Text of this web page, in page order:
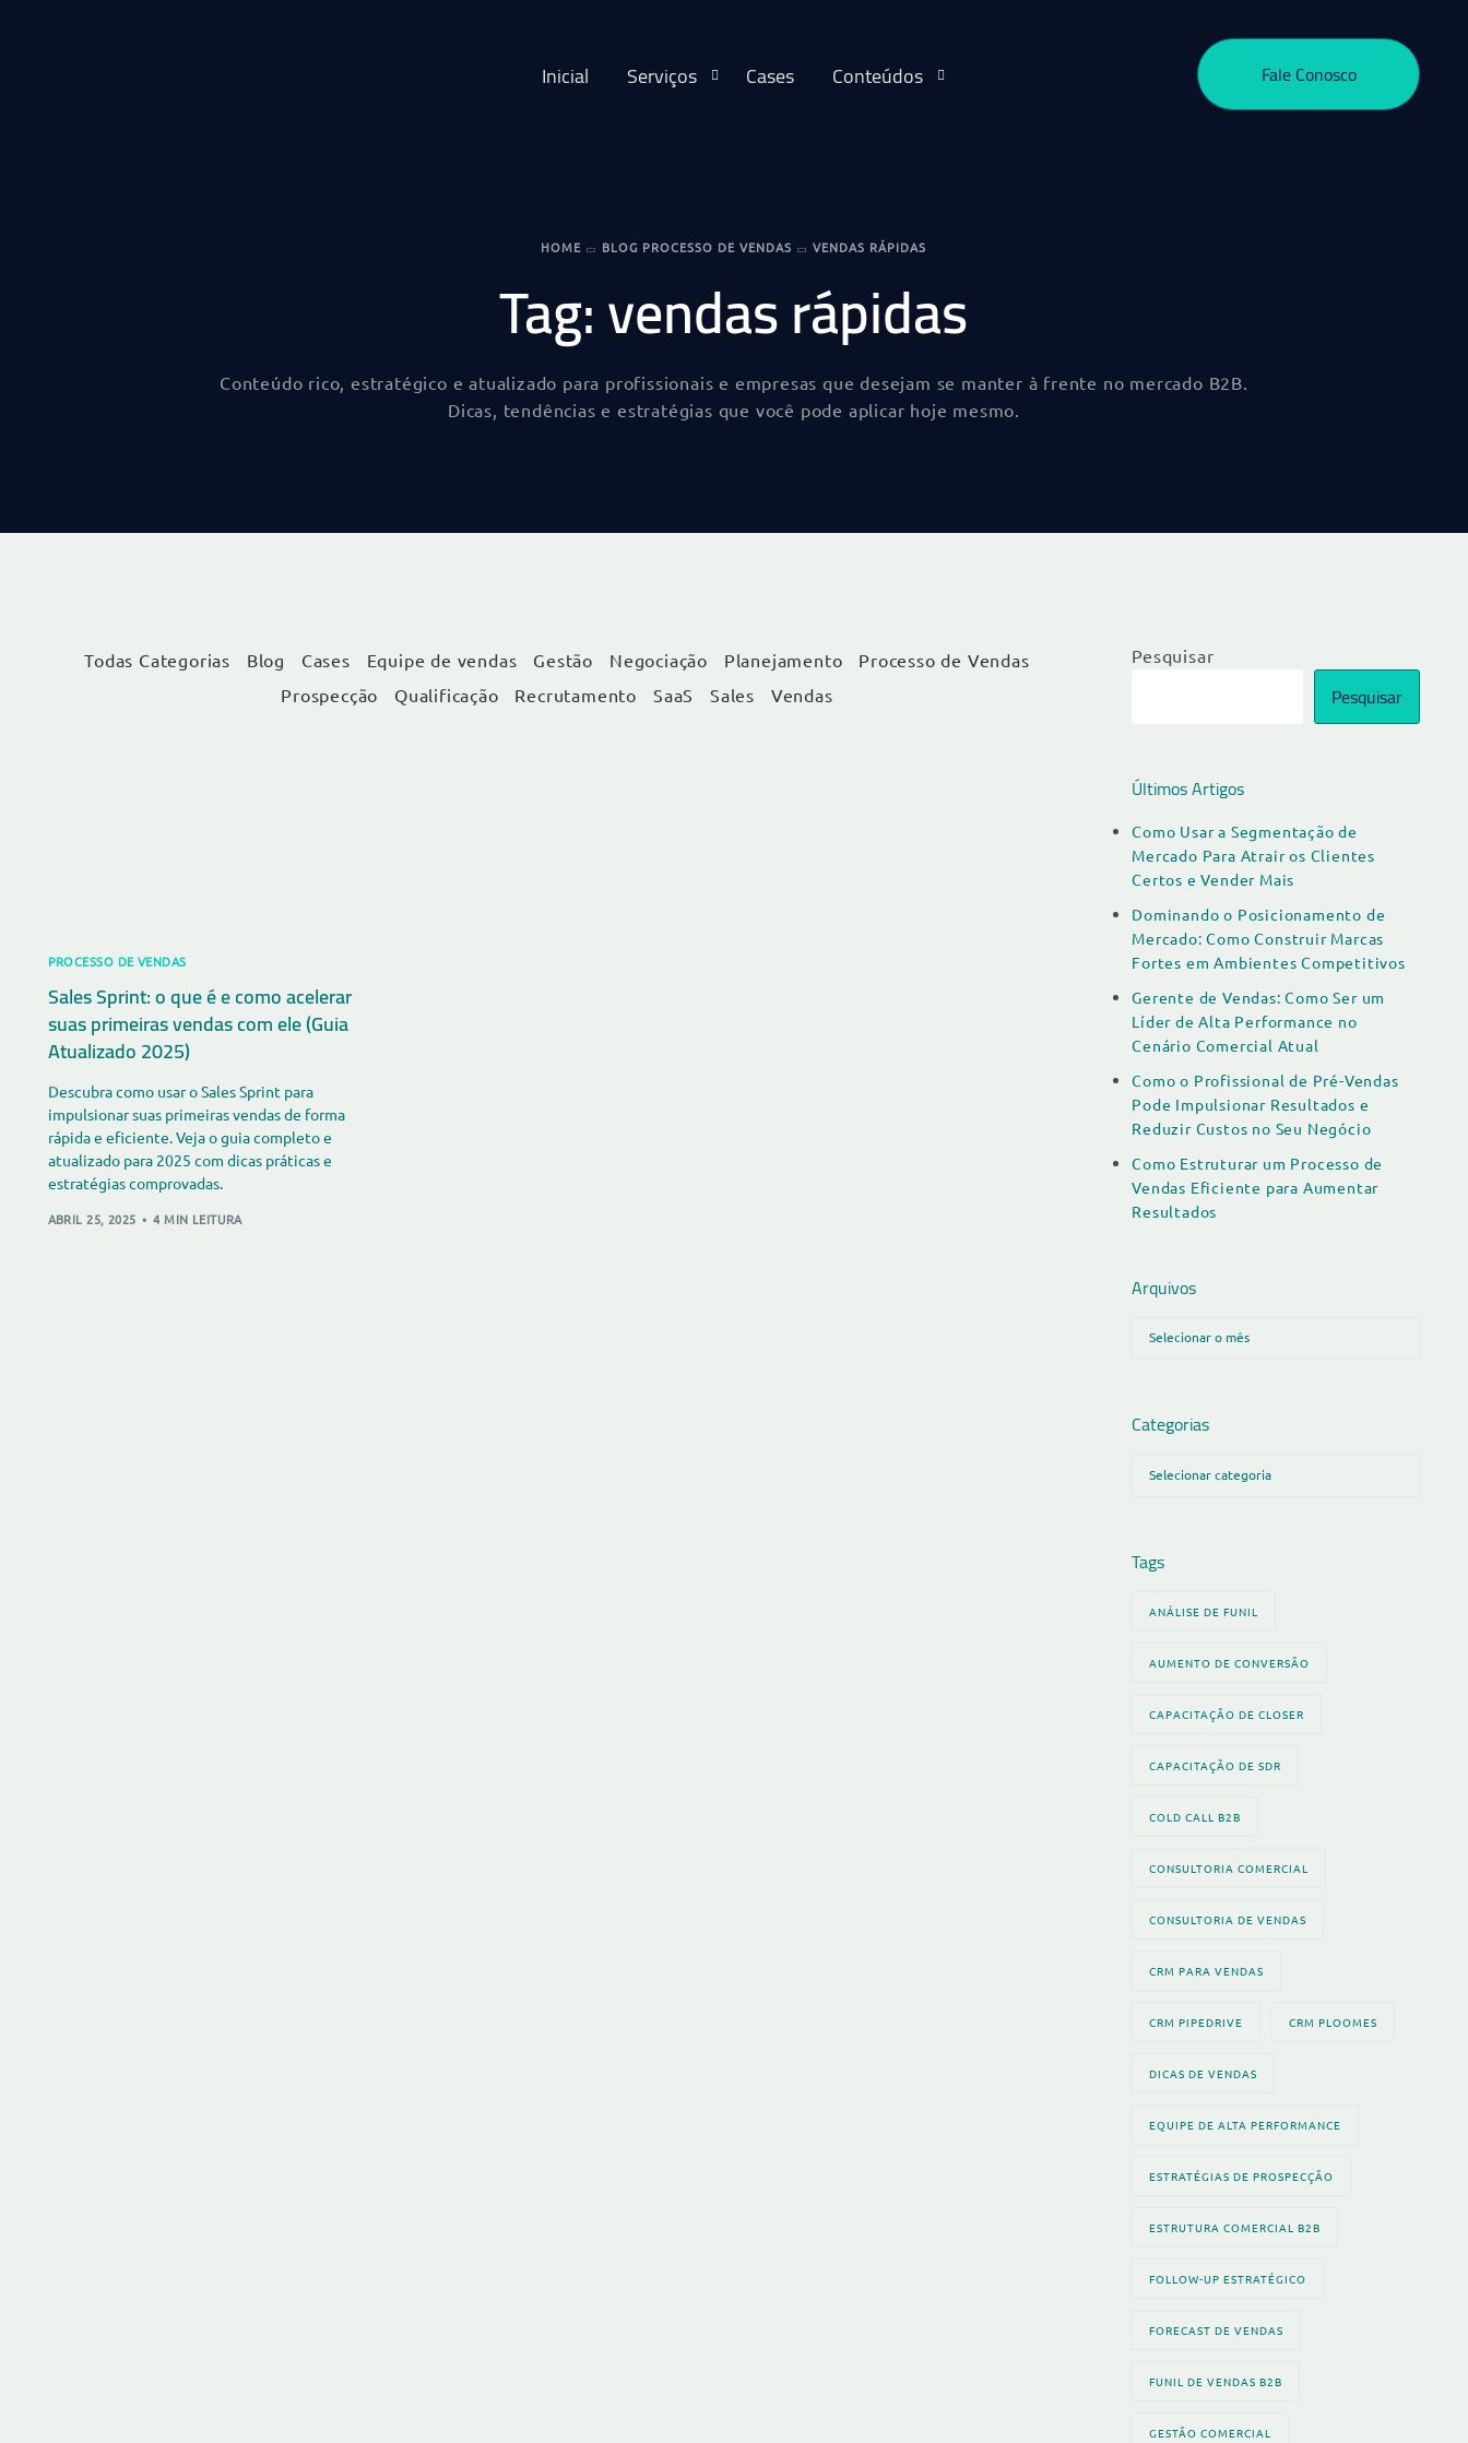
Inicial Serviços Cases Conteúdos Fale Conosco
HOME BLOG PROCESSO DE VENDAS VENDAS RÁPIDAS
Tag:vendas rápidas
Conteúdo rico, estratégico e atualizado para profissionais e empresas que desejam se manter à frente no mercado B2B.
Dicas, tendências e estratégias que você pode aplicar hoje mesmo.
Todas Categorias Blog Cases Equipe de vendas Gestão Negociação Planejamento
Processo de Vendas
Prospecção
Qualificação Recrutamento SaaS Sales Vendas
PROCESSO DE VENDAS
Sales Sprint: o que é e como acelerar
suas primeiras vendas com ele (Guia
Atualizado 2025)
Descubra como usar o Sales Sprint para
impulsionar suas primeiras vendas de forma
rápida e eficiente. Veja o guia completo e
atualizado para 2025 com dicas práticas e
estratégias comprovadas.
ABRIL 25, 2025 4 MIN LEITURA
Pesquisar
Pesquisar
Últimos Artigos
Como Usar a Segmentação de
Mercado Para Atrair os Clientes
Certos e Vender Mais
Dominando o Posicionamento de
Mercado: Como Construir Marcas
Fortes em Ambientes Competitivos
Gerente de Vendas: Como Ser um
Líder de Alta Performance no
Cenário Comercial Atual
Como o Profissional de Pré-Vendas
Pode Impulsionar Resultados e
Reduzir Custos no Seu Negócio
Como Estruturar um Processo de
Vendas Eficiente para Aumentar
Resultados
Arquivos
Categorias
Tags
ANÁLISE DE FUNIL
AUMENTO DE CONVERSÃO
CAPACITAÇÃO DE CLOSER
CAPACITAÇÃO DE SDR
COLD CALL B2B
CONSULTORIA COMERCIAL
CONSULTORIA DE VENDAS
CRM PARA VENDAS
CRM PIPEDRIVE CRM PLOOMES
DICAS DE VENDAS
EQUIPE DE ALTA PERFORMANCE
ESTRATÉGIAS DE PROSPECÇÃO
ESTRUTURA COMERCIAL B2B
FOLLOW-UP ESTRATÉGICO
FORECAST DE VENDAS
FUNIL DE VENDAS B2B
GESTÃO COMERCIAL